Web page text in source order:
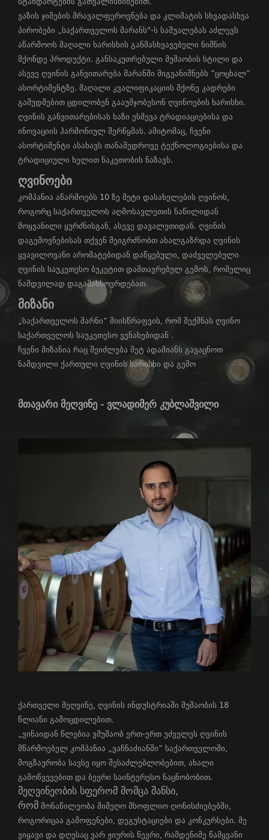
ვაზის ჯიშების მრავალფეროვნება და კლიმატის სხვადასხვა
პირობები „საქართველოს მარანს"-ს საშუალებას აძლევს
აწარმოოს მაღალი ხარისხის განმასხვავებელი ნიშნის
მქონდე პროდუქტი. განსაკუთრებული მუშაობის სტილი და
ასევე ღვინის განვითარება მარანში მიგვანიშნებს “ცოცხალ”
ასორტიმენტზე. მაღალი კვალიფიკაციის მქონე კადრები
გამუდმებით ცდილობენ გააუმჯობესონ ღვინოების ხარისხი.
ღვინის განვითარებისას ხაზი ესმევა ტრადიაციებისა და
ინოვაციის ჰარმონიულ შერწყმას. ამიტომაც, ჩვენი
ასორტიმენტი ასახავს თანამედროვე ტექნოლოგიებისა და
ტრადიციული ხელით ნაკეთობის ნაზავს.
ღვინოები
კომპანია აწარმოებს 10 ზე მეტი დასახელების ღვინოს,
როგორც საქართველოს აღმოსავლეთის ნაწილიდან
მოყვანილი ყურძნისგან, ასევე დავალეთიდან. ღვინის
დაგემოვნებისას თქვენ შეიგრძნობთ ახალგაზრდა ღვინის
ყვავილოვანი არომატებიდან დაწყებული, დაძველებული
ღვინის საუკეთესო ბუკეტით დამთავრებულ გემოს, რომელიც
ნამდვილად დაგამახსოვრდებათ.
მიზანი
„საქართველოს მარნი“ მიისწრაფვის, რომ შექმნას ღვინო
საქართველოს საუკეთესო ვენახებიდან .
ჩვენი მიზანია რაც შეიძლება მეტ ადამიანს გავაცნოთ
ნამდვილი ქართული ღვინის ხარისხი და გემო
მთავარი მეღვინე - ვლადიმერ კუბლაშვილი
ქართველი მეღვინე, ღვინის ინდუსტრიაში მუშაობის 18
წლიანი გამოცდილებით.
„ვინაიდან წლებია ვმუშაობ ერთ-ერთ უძველეს ღვინის
მწარმოებელ კომპანია „ვაჩნაძიანში“ საქართველოში,
მოგზაურობა სავსე იყო შესაძლებლობებით, ახალი
გამოწვევებით და ბევრი საინტერესო ნაცნობობით.
მეღვინეობის სფერომ მომცა შანსი,
რომ მონაწილეობა მიმეღო მსოფლიო ღონისძიებებში,
როგორიცაა გამოფენები, დეგუსტაციები და კონკურსები. მე
ვიყავი და დღესაც ვარ ჟიურის წევრი, რამდენიმე წამყვანი